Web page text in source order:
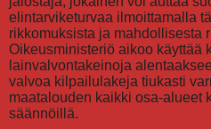
elintarviketurvaa ilmoittamalla
rikkomuksista ja mahdollisesta
Oikeusministeriö aikoo käyttää
lainvalvontakeinoja
valvoa kilpailulakeja tiukasti
maatalouden kaikki osa-alueet
säännöillä.